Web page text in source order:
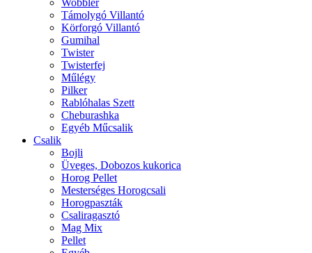
Wobbler
Támolygó Villantó
Körforgó Villantó
Gumihal
Twister
Twisterfej
Műlégy
Pilker
Rablóhalas Szett
Cheburashka
Egyéb Műcsalik
Csalik
Bojli
Üveges, Dobozos kukorica
Horog Pellet
Mesterséges Horogcsali
Horogpaszták
Csaliragasztó
Mag Mix
Pellet